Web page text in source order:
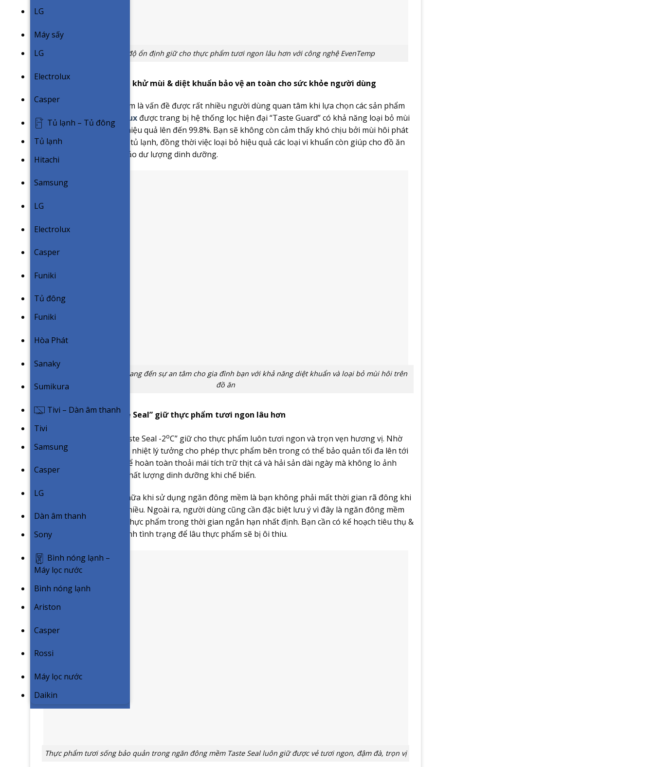
LG
Máy sấy
LG
Electrolux
Casper
Tủ lạnh – Tủ đông
Tủ lạnh
Hitachi
Samsung
LG
Electrolux
Casper
Funiki
Tủ đông
Funiki
Hòa Phát
Sanaky
Sumikura
Tivi – Dàn âm thanh
Tivi
Samsung
Casper
LG
Dàn âm thanh
Sony
Bình nóng lạnh –
Máy lọc nước
Bình nóng lạnh
Ariston
Casper
Rossi
Máy lọc nước
Daikin
Đảm bảo nhiệt độ ổn định giữ cho thực phẩm tươi ngon lâu hơn với công nghệ EvenTemp
Taste Guard – Hệ thống khử mùi & diệt khuẩn bảo vệ an toàn cho sức khỏe người dùng
An toàn vệ sinh thực phẩm là vấn đề được rất nhiều người dùng quan tâm khi lựa chọn các sản phẩm
tủ lạnh.
Tủ lạnh Electrolux được trang bị hệ thống lọc hiện đại “Taste Guard” có khả năng loại bỏ mùi
hôi và tiêu diệt vi khuẩn hiệu quả lên đến 99.8%. Bạn sẽ không còn cảm thấy khó chịu bởi mùi hôi phát
sinh từ đồ ăn mỗi khi mở tủ lạnh, đồng thời việc loại bỏ hiệu quả các loại vi khuẩn còn giúp cho đồ ăn
luôn tươi ngon và đảm bảo dư lượng dinh dưỡng.
Công nghệ Taste Guard mang đến sự an tâm cho gia đình bạn với khả năng diệt khuẩn và loại bỏ mùi hôi trên
đồ ăn
Ngăn đông mềm “Taste Seal” giữ thực phẩm tươi ngon lâu hơn
Ngăn cấp đông mềm “Taste Seal -2oC” giữ cho thực phẩm luôn tươi ngon và trọn vẹn hương vị. Nhờ
khả năng duy trì một nền nhiệt lý tưởng cho phép thực phẩm bên trong có thể bảo quản tối đa lên tới
7 ngày. Giờ đây bạn có thể hoàn toàn thoải mái tích trữ thịt cá và hải sản dài ngày mà không lo ảnh
hưởng đến hương vị và chất lượng dinh dưỡng khi chế biến.
Một tiện ích quan trọng nữa khi sử dụng ngăn đông mềm là bạn không phải mất thời gian rã đông khi
nấu ăn, tiện lợi hơn rất nhiều. Ngoài ra, người dùng cũng cần đặc biệt lưu ý vì đây là ngăn đông mềm
nên chỉ có thể bảo quản thực phẩm trong thời gian ngắn hạn nhất định. Bạn cần có kế hoạch tiêu thụ &
sử dụng hợp lý nhằm tránh tình trạng để lâu thực phẩm sẽ bị ôi thiu.
Thực phẩm tươi sống bảo quản trong ngăn đông mềm Taste Seal luôn giữ được vẻ tươi ngon, đậm đà, trọn vị